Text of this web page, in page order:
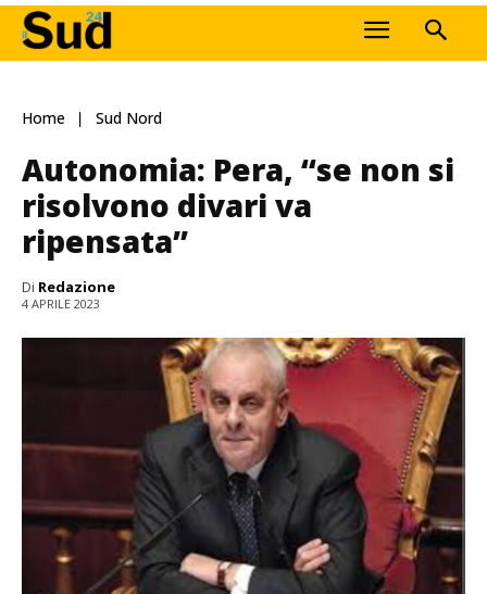
Home Sud Nord
Autonomia: Pera, “se non si
risolvono divari va
ripensata”
Di Redazione
4 APRILE 2023